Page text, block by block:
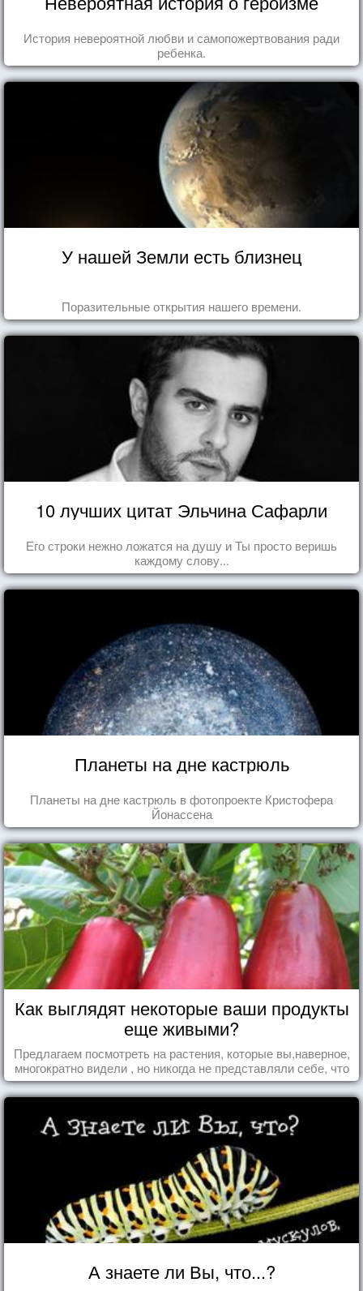
История невероятной любви и самопожертвования ради
ребенка.
У нашей Земли есть близнец
Поразительные открытия нашего времени.
10 лучших цитат Эльчина Сафарли
Его строки нежно ложатся на душу и Ты просто веришь
каждому слову...
Планеты на дне кастрюль
Планеты на дне кастрюль в фотопроекте Кристофера
Йонассена
Как выглядят некоторые ваши продукты
еще живыми?
Предлагаем посмотреть на растения, которые вы,наверное,
многократно видели , но никогда не представляли себе, что
употребляете их в пищу.
А знаете ли Вы, что...?